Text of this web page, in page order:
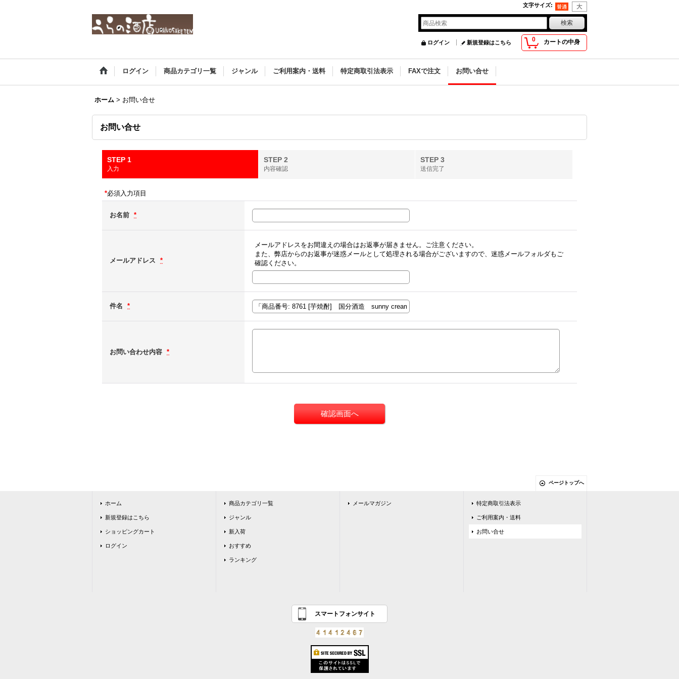
文字サイズ:
0 カートの中身
ログイン 新規登録はこちら
ログイン 商品カテゴリ一覧 ジャンル ご利用案内・送料 特定商取引法表示 FAXで注文 お問い合せ
ホーム > お問い合せ
お問い合せ
STEP 1
入力
STEP 2
内容確認
STEP 3
送信完了
*必須入力項目
お名前 *
メールアドレス *
メールアドレスをお間違えの場合はお返事が届きません。ご注意ください。
また、弊店からのお返事が迷惑メールとして処理される場合がございますので、迷惑メールフォルダもご
確認ください。
件名 *
お問い合わせ内容 *
ページトップへ
ホーム
新規登録はこちら
ショッピングカート
ログイン
商品カテゴリ一覧
ジャンル
新入荷
おすすめ
ランキング
メールマガジン 特定商取引法表示
ご利用案内・送料
お問い合せ
スマートフォンサイト